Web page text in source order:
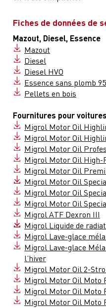
Fiches de données de
Mazout, Diesel, Essence
Mazout
Diesel
Diesel HVO
Essence sans plomb
Pellets en bois
Fournitures pour
Migrol Motor Oil
Migrol Motor Oil
Migrol Motor Oil
Migrol Motor Oil High-
Migrol Motor Oil
Migrol Motor Oil
Migrol Motor Oil
Migrol Motor Oil
Migrol ATF Dexron III
Migrol Liquide de
Migrol Lave-glace
Migrol Lave-glace
l’hiver
Migrol Motor Oil 2-
Migrol Motor Oil Moto
Migrol Motor Oil Moto
Migrol Motor Oil Moto